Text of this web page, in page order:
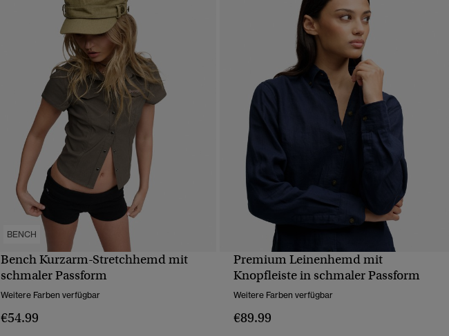
BENCH
SCHNELLANSICHT
Bench Kurzarm-Stretchhemd mit
schmaler Passform
Weitere Farben verfügbar
€54.99
SCHNELLANSICHT
Premium Leinenhemd mit
Knopfleiste in schmaler Passform
Weitere Farben verfügbar
€89.99